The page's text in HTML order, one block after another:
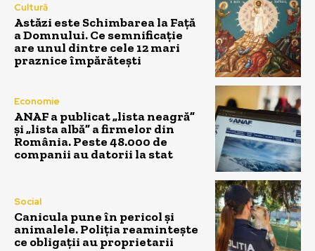
Cultură
Astăzi este Schimbarea la Față
a Domnului. Ce semnificație
are unul dintre cele 12 mari
praznice împărătești
Economie
ANAF a publicat „lista neagră”
și „lista albă” a firmelor din
România. Peste 48.000 de
companii au datorii la stat
Social
Canicula pune în pericol și
animalele. Poliția reamintește
ce obligații au proprietarii